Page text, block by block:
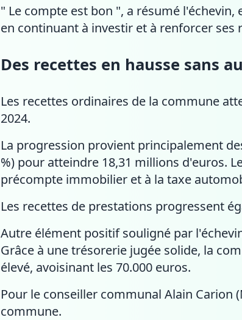
" Le compte est bon ", a résumé
en continuant à investir et à renforcer ses
Des recettes en hausse sans
Les recettes ordinaires de la commune
2024.
La progression provient principalement
%) pour atteindre 18,31 millions d'euros.
précompte immobilier et à la taxe
Les recettes de prestations progressent
Autre élément positif souligné par
Grâce à une trésorerie jugée solide, la
élevé, avoisinant les 70.000 euros.
Pour le conseiller communal Alain Carion
commune.